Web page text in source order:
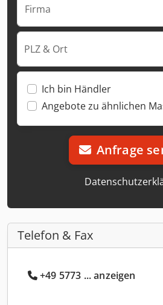
Firma
PLZ & Ort
Ich bin Händler
Angebote zu ähnlichen
Anfrage
Telefon & Fax
+49 5773 ... anzeigen